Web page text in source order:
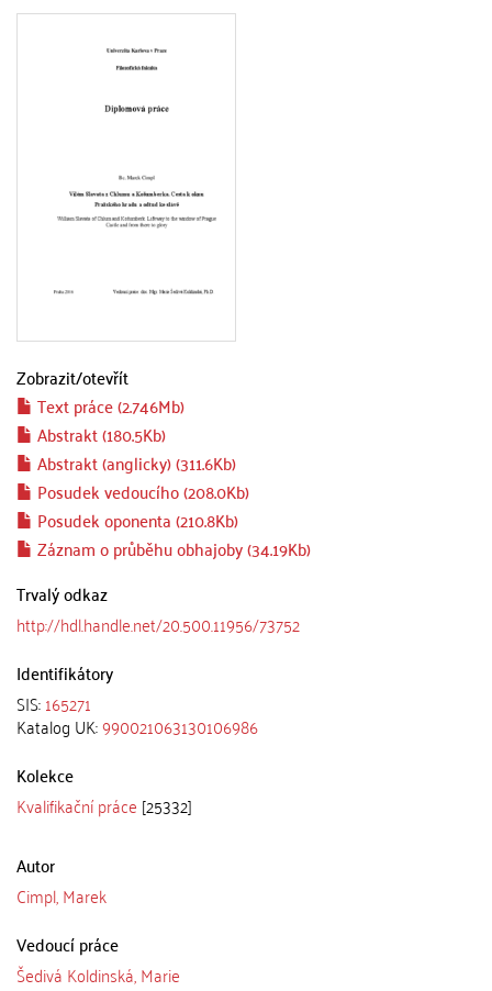
Zobrazit/otevřít
Text práce (2.746Mb)
Abstrakt (180.5Kb)
Abstrakt (anglicky) (311.6Kb)
Posudek vedoucího (208.0Kb)
Posudek oponenta (210.8Kb)
Záznam o průběhu obhajoby (34.19Kb)
Trvalý odkaz
http://hdl.handle.net/20.500.11956/73752
Identifikátory
SIS:165271
Katalog UK:990021063130106986
Kolekce
Kvalifikační práce [25332]
Autor
Cimpl, Marek
Vedoucí práce
Šedivá Koldinská, Marie